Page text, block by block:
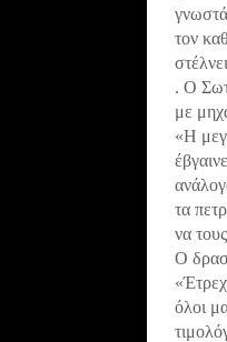
τον
. Ο
με
«Η
τα
να
Ο
όλοι